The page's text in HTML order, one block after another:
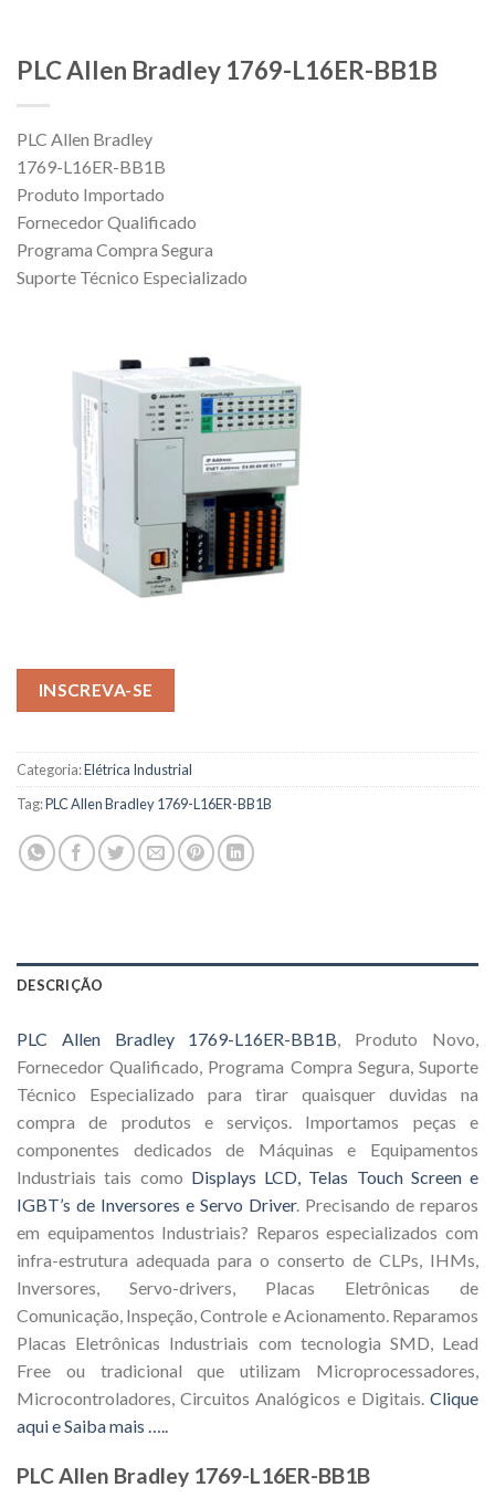
PLC Allen Bradley 1769-L16ER-BB1B
PLC Allen Bradley
1769-L16ER-BB1B
Produto Importado
Fornecedor Qualificado
Programa Compra Segura
Suporte Técnico Especializado
INSCREVA-SE
Categoria:Elétrica Industrial
Tag:PLC Allen Bradley 1769-L16ER-BB1B
DESCRIÇÃO
PLC Allen Bradley 1769-L16ER-BB1B, Produto Novo,
Fornecedor Qualificado, Programa Compra Segura, Suporte
Técnico Especializado para tirar quaisquer duvidas na
compra de produtos e serviços. Importamos peças e
componentes dedicados de Máquinas e Equipamentos
Industriais tais como Displays LCD, Telas Touch Screen e
IGBT’s de Inversores e Servo Driver. Precisando de reparos
em equipamentos Industriais? Reparos especializados com
infra-estrutura adequada para o conserto de CLPs, IHMs,
Inversores, Servo-drivers, Placas Eletrônicas de
Comunicação, Inspeção, Controle e Acionamento. Reparamos
Placas Eletrônicas Industriais com tecnologia SMD, Lead
Free ou tradicional que utilizam Microprocessadores,
Microcontroladores, Circuitos Analógicos e Digitais. Clique
aqui e Saiba mais …..
PLC Allen Bradley 1769-L16ER-BB1B